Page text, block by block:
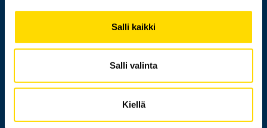
Salli kaikki
Salli valinta
Kiellä
Laskutusosoite
Medialle